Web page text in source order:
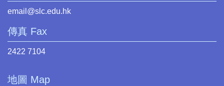
email@slc.edu.hk
傳真 Fax
2422 7104
地圖 Map